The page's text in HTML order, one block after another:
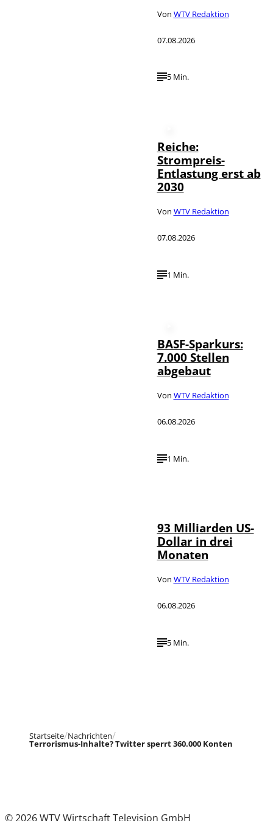
Von WTV Redaktion
07.08.2026
5 Min.
Reiche:
Strompreis-
Entlastung erst ab
2030
Von WTV Redaktion
07.08.2026
1 Min.
BASF-Sparkurs:
7.000 Stellen
abgebaut
Von WTV Redaktion
06.08.2026
1 Min.
93 Milliarden US-
Dollar in drei
Monaten
Von WTV Redaktion
06.08.2026
5 Min.
Startseite Nachrichten
Terrorismus-Inhalte? Twitter sperrt 360.000 Konten
© 2026 WTV Wirtschaft Television GmbH